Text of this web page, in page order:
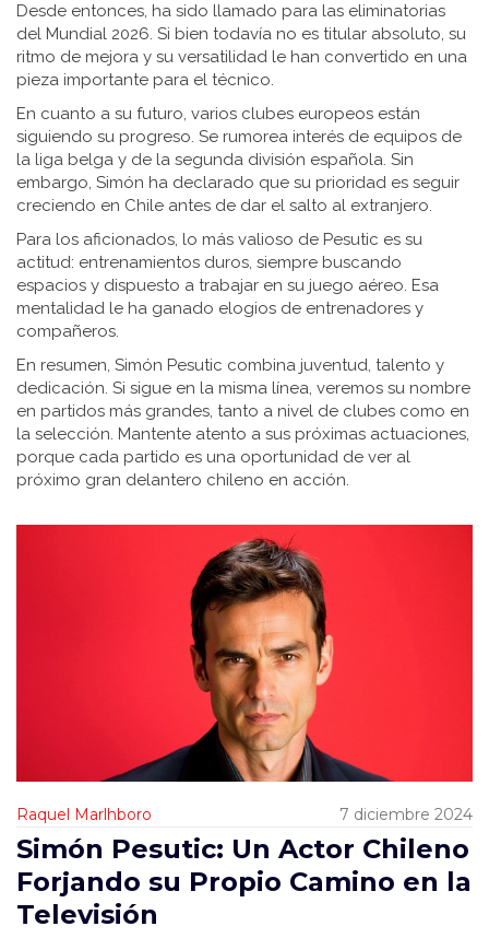
Desde entonces, ha sido llamado para las eliminatorias
del Mundial 2026. Si bien todavía no es titular absoluto, su
ritmo de mejora y su versatilidad le han convertido en una
pieza importante para el técnico.
En cuanto a su futuro, varios clubes europeos están
siguiendo su progreso. Se rumorea interés de equipos de
la liga belga y de la segunda división española. Sin
embargo, Simón ha declarado que su prioridad es seguir
creciendo en Chile antes de dar el salto al extranjero.
Para los aficionados, lo más valioso de Pesutic es su
actitud: entrenamientos duros, siempre buscando
espacios y dispuesto a trabajar en su juego aéreo. Esa
mentalidad le ha ganado elogios de entrenadores y
compañeros.
En resumen, Simón Pesutic combina juventud, talento y
dedicación. Si sigue en la misma línea, veremos su nombre
en partidos más grandes, tanto a nivel de clubes como en
la selección. Mantente atento a sus próximas actuaciones,
porque cada partido es una oportunidad de ver al
próximo gran delantero chileno en acción.
Raquel Marlhboro 7 diciembre 2024
Simón Pesutic: Un Actor Chileno
Forjando su Propio Camino en la
Televisión